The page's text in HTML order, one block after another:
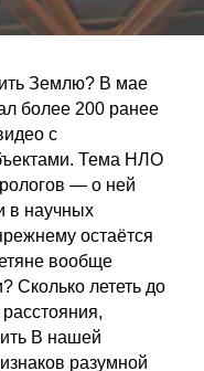
Землю? В мае
более 200 ранее
с
Тема НЛО
— о ней
в научных
остаётся
вообще
Сколько лететь до
В нашей
разумной